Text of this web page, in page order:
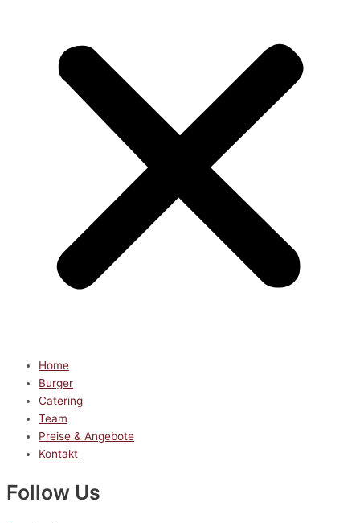
Home
Burger
Catering
Team
Preise & Angebote
Kontakt
Follow Us